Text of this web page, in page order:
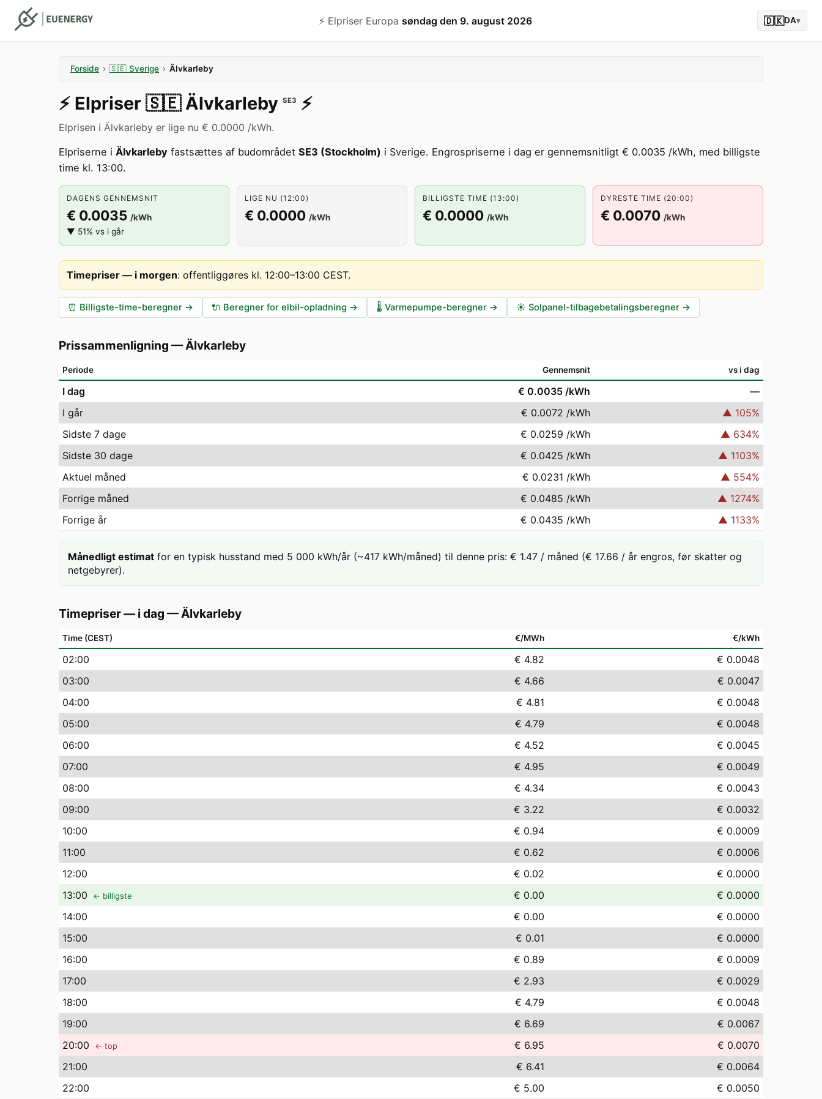
⚡️ Elpriser Europa søndag den 9. august 2026 🇩🇰DA▾
Forside › 🇸🇪 Sverige › Älvkarleby
⚡️ Elpriser 🇸🇪 Älvkarleby SE3 ⚡️
Elprisen i Älvkarleby er lige nu € 0.0000 /kWh.
Elpriserne i Älvkarleby fastsættes af budområdet SE3 (Stockholm) i Sverige. Engrospriserne i dag er gennemsnitligt € 0.0035 /kWh, med billigste
time kl. 13:00.
DAGENS GENNEMSNIT
€ 0.0035 /kWh
▼ 51% vs i går
LIGE NU (12:00)
€ 0.0000 /kWh
BILLIGSTE TIME (13:00)
€ 0.0000 /kWh
DYRESTE TIME (20:00)
€ 0.0070 /kWh
Timepriser — i morgen: offentliggøres kl. 12:00–13:00 CEST.
⏰ Billigste-time-beregner → 🔌 Beregner for elbil-opladning → 🌡️ Varmepumpe-beregner → ☀️ Solpanel-tilbagebetalingsberegner →
Prissammenligning —Älvkarleby
Periode Gennemsnit vs i dag
I dag € 0.0035 /kWh
—
I går
€ 0.0072 /kWh ▲ 105%
Sidste 7 dage
€ 0.0259 /kWh ▲ 634%
Sidste 30 dage
€ 0.0425 /kWh ▲ 1103%
Aktuel måned
€ 0.0231 /kWh ▲ 554%
Forrige måned
€ 0.0485 /kWh ▲ 1274%
Forrige år
€ 0.0435 /kWh ▲ 1133%
Månedligt estimat for en typisk husstand med 5 000 kWh/år (~417 kWh/måned) til denne pris: € 1.47 / måned (€ 17.66 / år engros, før skatter og
netgebyrer).
Timepriser — i dag —Älvkarleby
Time (CEST) €/MWh €/kWh
02:00 € 4.82
€ 0.0048
03:00 € 4.66
€ 0.0047
04:00 € 4.81
€ 0.0048
05:00 € 4.79
€ 0.0048
06:00 € 4.52
€ 0.0045
07:00 € 4.95
€ 0.0049
08:00 € 4.34
€ 0.0043
09:00 € 3.22
€ 0.0032
10:00 € 0.94
€ 0.0009
11:00 € 0.62
€ 0.0006
12:00 € 0.02
€ 0.0000
13:00 ← billigste € 0.00
€ 0.0000
14:00 € 0.00
€ 0.0000
15:00 € 0.01
€ 0.0000
16:00 € 0.89
€ 0.0009
17:00 € 2.93
€ 0.0029
18:00 € 4.79
€ 0.0048
19:00 € 6.69
€ 0.0067
20:00 ← top € 6.95
€ 0.0070
21:00 € 6.41
€ 0.0064
22:00 € 5.00
€ 0.0050